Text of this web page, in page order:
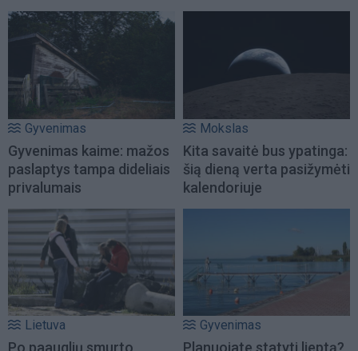
Gyvenimas
Gyvenimas kaime: mažos
paslaptys tampa dideliais
privalumais
Mokslas
Kita savaitė bus ypatinga:
šią dieną verta pasižymėti
kalendoriuje
Lietuva
Po paauglių smurto
Gyvenimas
Planuojate statyti lieptą?